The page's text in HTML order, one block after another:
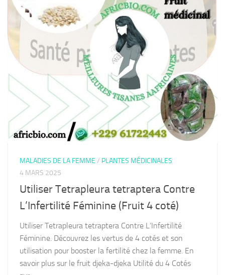
MALADIES DE LA FEMME / PLANTES MÉDICINALES
4 MARS 2025
Utiliser Tetrapleura tetraptera Contre
L’Infertilité Féminine (Fruit 4 coté)
Utiliser Tetrapleura tetraptera Contre L’Infertilité
Féminine. Découvrez les vertus de 4 cotés et son
utilisation pour booster la fertilité chez la femme. En
savoir plus sur le fruit djeka-djeka Utilité du 4 Cotés